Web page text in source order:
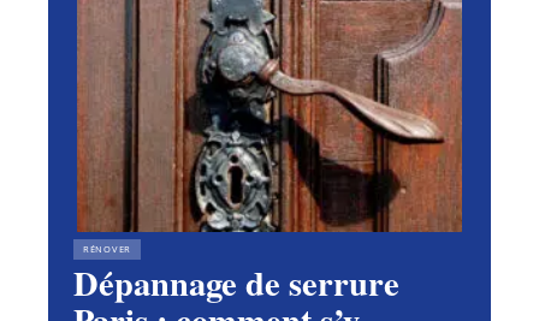
RÉNOVER
Dépannage de serrure